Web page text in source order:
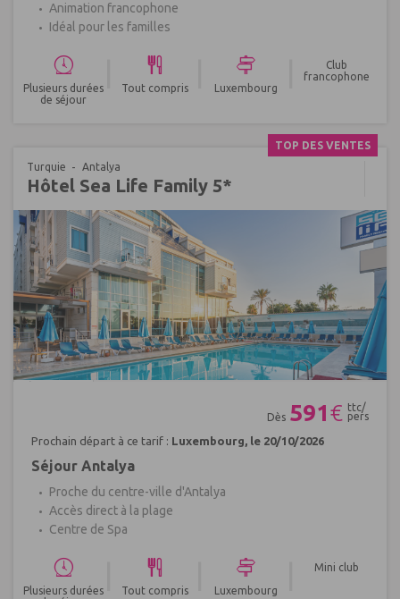
Animation francophone
Idéal pour les familles
Plusieurs durées
de séjour
Tout compris Luxembourg
Club
francophone
TOP DES VENTES
Turquie
Antalya
Hôtel Sea Life Family 5*
Dès 591€ ttc/
pers
Prochain départ à ce tarif : Luxembourg, le 20/10/2026
Séjour Antalya
Proche du centre-ville d'Antalya
Accès direct à la plage
Centre de Spa
Plusieurs durées
Tout compris Luxembourg
Mini club